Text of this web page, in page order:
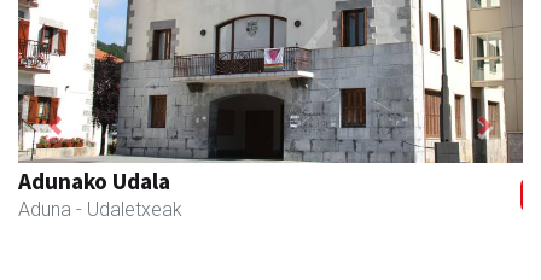
Fleming Herri Eskola
Amasa-Villabona - Hezkuntza
Previous Next